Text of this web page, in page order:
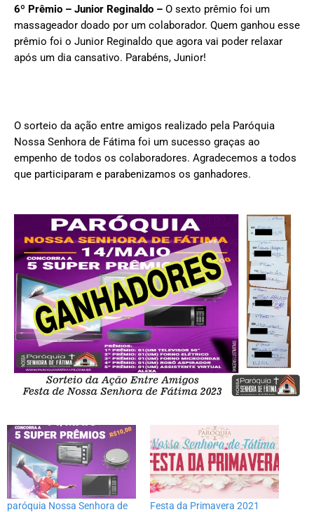
6º Prêmio – Junior Reginaldo – O sexto prêmio foi um
massageador doado por um colaborador. Quem ganhou esse
prêmio foi o Junior Reginaldo que agora vai poder relaxar
após um dia cansativo. Parabéns, Junior!
O sorteio da ação entre amigos realizado pela Paróquia
Nossa Senhora de Fátima foi um sucesso graças ao
empenho de todos os colaboradores. Agradecemos a todos
que participaram e parabenizamos os ganhadores.
paróquia Nossa Senhora de
Festa da Primavera 2021